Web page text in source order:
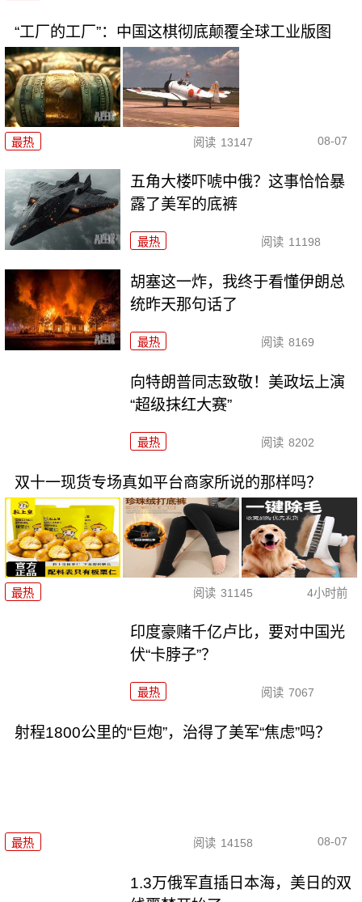
“工厂的工厂”：中国这棋彻底颠覆全球工业版图
最热 阅读 13147 08-07
五角大楼吓唬中俄？这事恰恰暴
露了美军的底裤
最热 阅读 11198
胡塞这一炸，我终于看懂伊朗总
统昨天那句话了
最热 阅读 8169
向特朗普同志致敬！美政坛上演
“超级抹红大赛”
最热 阅读 8202
双十一现货专场真如平台商家所说的那样吗？
最热 阅读 31145 4小时前
印度豪赌千亿卢比，要对中国光
伏“卡脖子”？
最热 阅读 7067
射程1800公里的“巨炮”，治得了美军“焦虑”吗？
最热 阅读 14158 08-07
1.3万俄军直插日本海，美日的双